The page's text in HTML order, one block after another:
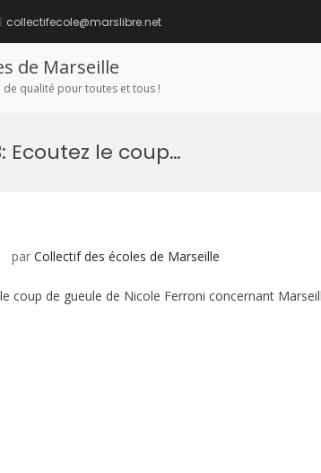
collectifecole@marslibre.net
de Marseille
qualité pour toutes et tous !
Ecoutez le coup…
par Collectif des écoles de Marseille
coup de gueule de Nicole Ferroni concernant